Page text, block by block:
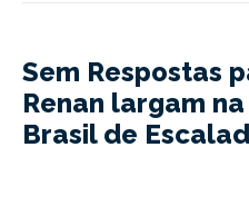
Sem Respostas
Renan largam
Brasil de